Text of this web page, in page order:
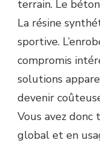
terrain. Le
La résine
sportive.
compromis
solutions
devenir
Vous avez
global et en